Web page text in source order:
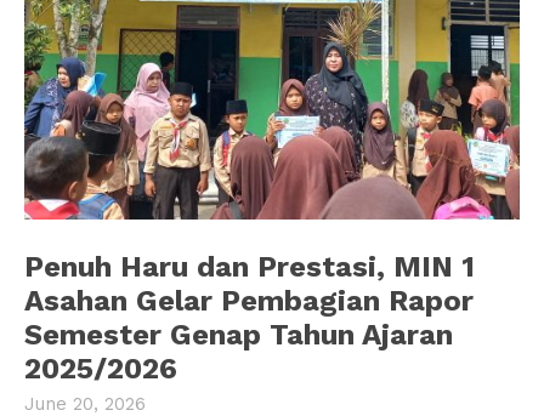
Penuh Haru dan Prestasi, MIN 1
Asahan Gelar Pembagian Rapor
Semester Genap Tahun Ajaran
2025/2026
June 20, 2026